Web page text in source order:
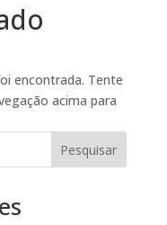
encontrada. Tente
acima para
Pesquisar